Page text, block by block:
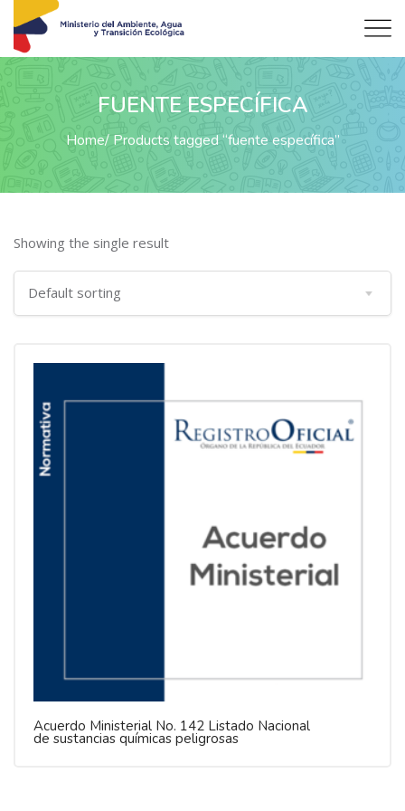
FUENTE ESPECÍFICA
Home Products tagged “fuente específica”
Showing the single result
Acuerdo Ministerial No. 142 Listado Nacional
de sustancias químicas peligrosas